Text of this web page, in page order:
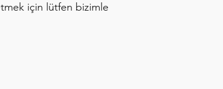
için lütfen bizimle